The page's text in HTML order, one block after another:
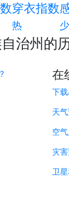
穿衣指数
热
治州的
在
下
天
空
灾
卫